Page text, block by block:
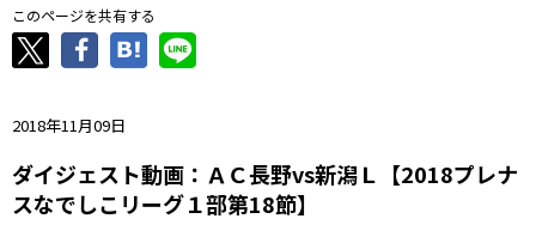
ニッパツ
-
このページを共有する
2018年11月09日
ダイジェスト動画：ＡＣ長野vs新潟Ｌ【2018プレナ
スなでしこリーグ１部第18節】